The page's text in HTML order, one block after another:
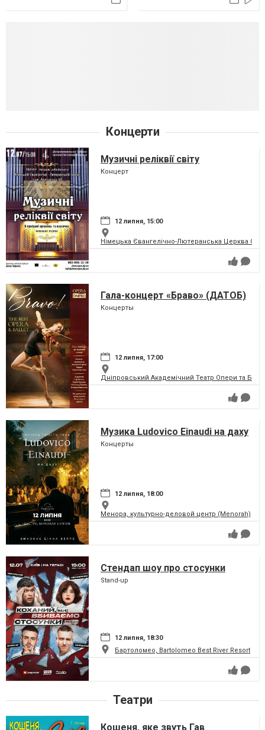
Концерти
Музичні реліквії світу
Концерт
12 липня, 15:00
Німецька Євангелічно-Лютеранська Церква
Гала-концерт «Браво» (ДАТОБ)
Концерты
12 липня, 17:00
Дніпровський Академічний Театр Опери та
Музика Ludovico Einaudi на даху
Концерты
12 липня, 18:00
Менора, культурно-деловой центр (Menorah)
Стендап шоу про стосунки
Stand-up
12 липня, 18:30
Бартоломео, Bartolomeo Best River Resort
Театри
Кошеня, яке звуть Гав